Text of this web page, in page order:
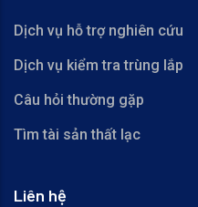
Dịch vụ hỗ trợ nghiên cứu
Dịch vụ kiểm tra trùng lắp
Câu hỏi thường gặp
Tìm tài sản thất lạc
Liên hệ